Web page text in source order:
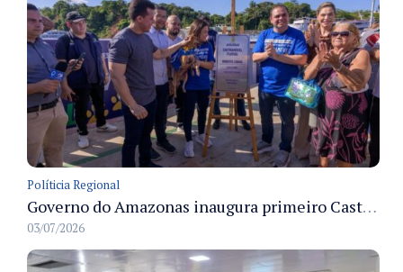
Políticia Regional
Governo do Amazonas inaugura primeiro Castramóvel Fluvial para atendimento veterinário às comunidades ribeirinhas e castração gratuita
03/07/2026